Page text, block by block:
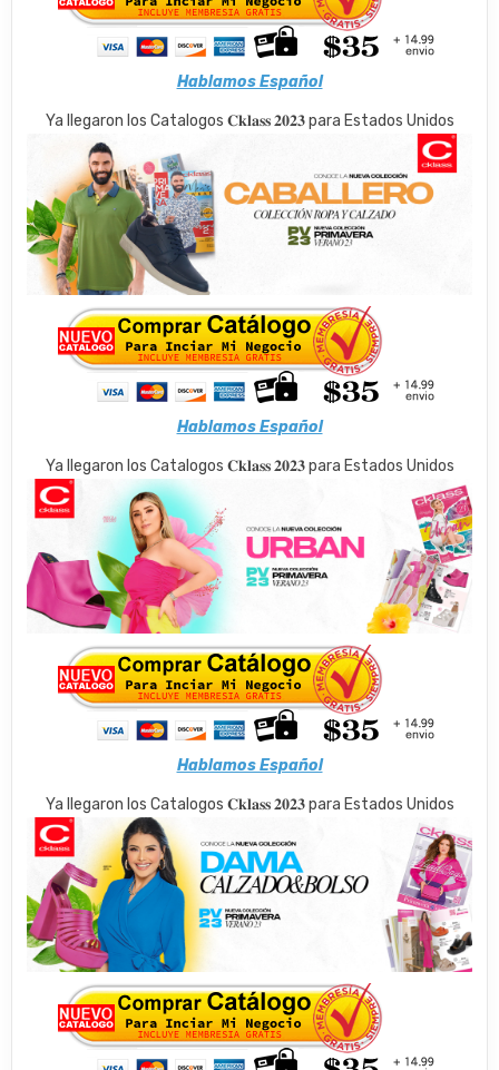
Hablamos Español
Ya llegaron los Catalogos 𝐂𝐤𝐥𝐚𝐬𝐬 𝟐𝟎𝟐𝟑 para Estados Unidos
Hablamos Español
Ya llegaron los Catalogos 𝐂𝐤𝐥𝐚𝐬𝐬 𝟐𝟎𝟐𝟑 para Estados Unidos
Hablamos Español
Ya llegaron los Catalogos 𝐂𝐤𝐥𝐚𝐬𝐬 𝟐𝟎𝟐𝟑 para Estados Unidos